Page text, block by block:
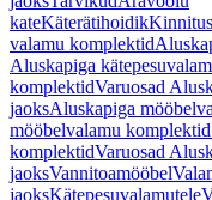
kateKäterätihoidik
valamu komplektid
Aluskapiga
komplektidVaruosad
jaoksAluskapiga
mööbelvalamu
komplektidVaruosad
jaoksVannitoamööbel
jaoksKätepesuvalamutele